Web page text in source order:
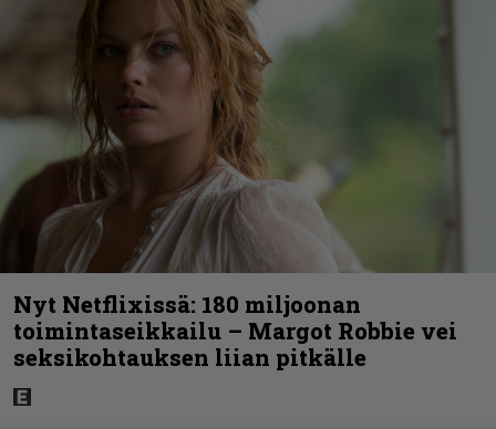
Nyt Netflixissä: 180 miljoonan
toimintaseikkailu – Margot Robbie vei
seksikohtauksen liian pitkälle